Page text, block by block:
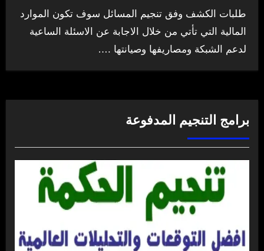
طلبات الكشف وفق تنجيم المسائل سوف تكون الموارد
المالية التي تأتي من خلال الاجابة عن الاسئلة الساعية
لدعم الشبكة ومصاريفها وصيانتها .…
برامج التنجيم المدفوعة